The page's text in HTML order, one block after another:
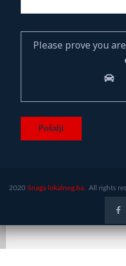
Please prove you
2020 Snaga lokalnog.ba. All rights